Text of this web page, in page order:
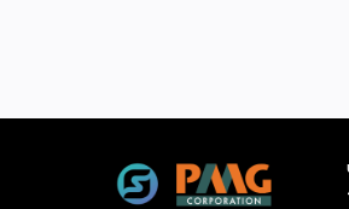
ประเวศ เขตประเวศ กรุงเท
ชุมชนเกาะมุสลิม ตั้งอยู่ในซ
เพื่อเพิ่มพื้นที่การเรียนรู้เพิ่ม